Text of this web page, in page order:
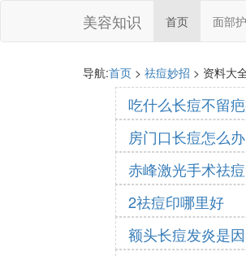
美容知识 首页 面部
导航:首页 > 祛痘妙招 > 资料大
吃什么长痘不留
房门口长痘怎么办
赤峰激光手术祛
2祛痘印哪里好
额头长痘发炎是